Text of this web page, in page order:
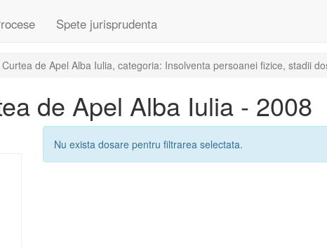
Spete jurisprudenta
de Apel Alba Iulia, categoria: Insolventa persoanei fizice, stadii
de Apel Alba Iulia - 2008
Nu exista dosare pentru filtrarea selectata.